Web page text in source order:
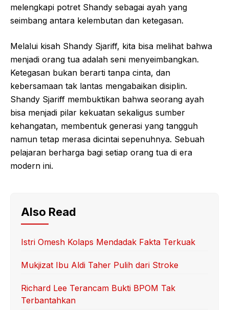
melengkapi potret Shandy sebagai ayah yang
seimbang antara kelembutan dan ketegasan.
Melalui kisah Shandy Sjariff, kita bisa melihat bahwa
menjadi orang tua adalah seni menyeimbangkan.
Ketegasan bukan berarti tanpa cinta, dan
kebersamaan tak lantas mengabaikan disiplin.
Shandy Sjariff membuktikan bahwa seorang ayah
bisa menjadi pilar kekuatan sekaligus sumber
kehangatan, membentuk generasi yang tangguh
namun tetap merasa dicintai sepenuhnya. Sebuah
pelajaran berharga bagi setiap orang tua di era
modern ini.
Also Read
Istri Omesh Kolaps Mendadak Fakta Terkuak
Mukjizat Ibu Aldi Taher Pulih dari Stroke
Richard Lee Terancam Bukti BPOM Tak
Terbantahkan